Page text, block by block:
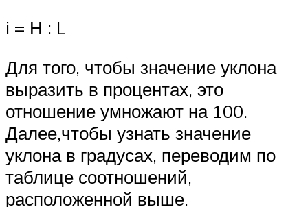
i = Н : L
Для того, чтобы значение уклона
выразить в процентах, это
отношение умножают на 100.
Далее,чтобы узнать значение
уклона в градусах, переводим по
таблице соотношений,
расположенной выше.